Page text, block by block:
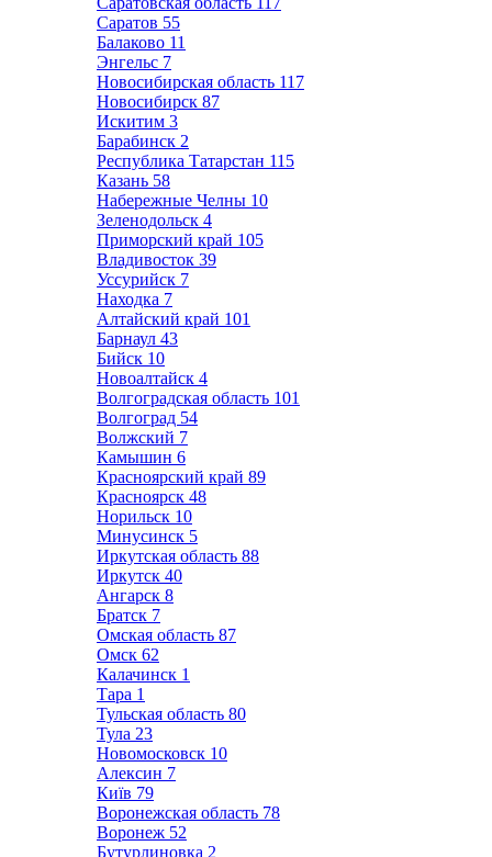
Саратов 55
Балаково 11
Энгельс 7
Новосибирская область 117
Новосибирск 87
Искитим 3
Барабинск 2
Республика Татарстан 115
Казань 58
Набережные Челны 10
Зеленодольск 4
Приморский край 105
Владивосток 39
Уссурийск 7
Находка 7
Алтайский край 101
Барнаул 43
Бийск 10
Новоалтайск 4
Волгоградская область 101
Волгоград 54
Волжский 7
Камышин 6
Красноярский край 89
Красноярск 48
Норильск 10
Минусинск 5
Иркутская область 88
Иркутск 40
Ангарск 8
Братск 7
Омская область 87
Омск 62
Калачинск 1
Тара 1
Тульская область 80
Тула 23
Новомосковск 10
Алексин 7
Київ 79
Воронежская область 78
Воронеж 52
Бутурлиновка 2